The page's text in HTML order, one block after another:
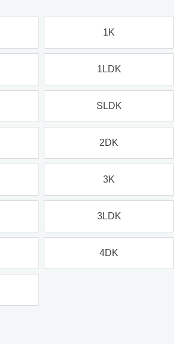
1K
1LDK
SLDK
2DK
3K
3LDK
4DK